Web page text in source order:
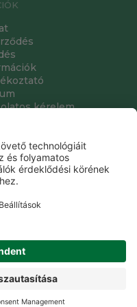
kérelem
jog fenntartva. All rights
az Octopus 8 ERP
.